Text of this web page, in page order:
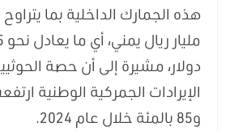
دولار، مشيرة إلى أن حصة
و85 بالمئة خلال عام 2024.